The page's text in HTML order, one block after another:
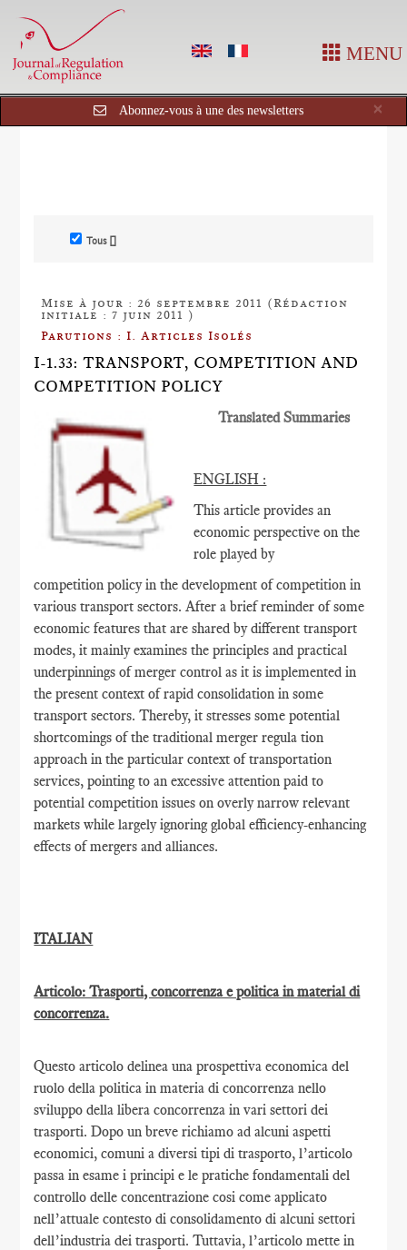
MENU
×
Abonnez-vous à une des newsletters
Tous []
Mise à jour : 26 septembre 2011 (Rédaction
initiale : 7 juin 2011 )
Parutions : I. Articles Isolés
I-1.33: TRANSPORT, COMPETITION AND
COMPETITION POLICY
Translated Summaries
ENGLISH :
This article provides an
economic perspective on the
role played by
competition policy in the development of competition in
various transport sectors. After a brief reminder of some
economic features that are shared by different transport
modes, it mainly examines the principles and practical
underpinnings of merger control as it is implemented in
the present context of rapid consolidation in some
transport sectors. Thereby, it stresses some potential
shortcomings of the traditional merger regula tion
approach in the particular context of transportation
services, pointing to an excessive attention paid to
potential competition issues on overly narrow relevant
markets while largely ignoring global efficiency-enhancing
effects of mergers and alliances.
ITALIAN
Articolo: Trasporti, concorrenza e politica in material di
concorrenza.
Questo articolo delinea una prospettiva economica del
ruolo della politica in materia di concorrenza nello
sviluppo della libera concorrenza in vari settori dei
trasporti. Dopo un breve richiamo ad alcuni aspetti
economici, comuni a diversi tipi di trasporto, l’articolo
passa in esame i principi e le pratiche fondamentali del
controllo delle concentrazione cosi come applicato
nell’attuale contesto di consolidamento di alcuni settori
dell’industria dei trasporti. Tuttavia, l’articolo mette in